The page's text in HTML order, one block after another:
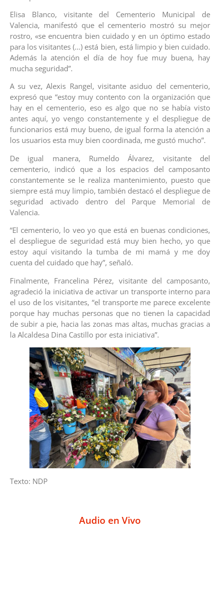
Elisa Blanco, visitante del Cementerio Municipal de
Valencia, manifestó que el cementerio mostró su mejor
rostro, «se encuentra bien cuidado y en un óptimo estado
para los visitantes (…) está bien, está limpio y bien cuidado.
Además la atención el día de hoy fue muy buena, hay
mucha seguridad”.
A su vez, Alexis Rangel, visitante asiduo del cementerio,
expresó que “estoy muy contento con la organización que
hay en el cementerio, eso es algo que no se había visto
antes aquí, yo vengo constantemente y el despliegue de
funcionarios está muy bueno, de igual forma la atención a
los usuarios esta muy bien coordinada, me gustó mucho”.
De igual manera, Rumeldo Álvarez, visitante del
cementerio, indicó que a los espacios del camposanto
constantemente se le realiza mantenimiento, puesto que
siempre está muy limpio, también destacó el despliegue de
seguridad activado dentro del Parque Memorial de
Valencia.
“El cementerio, lo veo yo que está en buenas condiciones,
el despliegue de seguridad está muy bien hecho, yo que
estoy aquí visitando la tumba de mi mamá y me doy
cuenta del cuidado que hay”, señaló.
Finalmente, Francelina Pérez, visitante del camposanto,
agradeció la iniciativa de activar un transporte interno para
el uso de los visitantes, “el transporte me parece excelente
porque hay muchas personas que no tienen la capacidad
de subir a pie, hacia las zonas mas altas, muchas gracias a
la Alcaldesa Dina Castillo por esta iniciativa”.
Texto: NDP
Audio en Vivo